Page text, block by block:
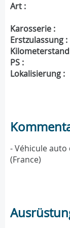
Art :
Karosserie :
Erstzulassung :
PS :
Lokalisierung :
- Véhicule auto
(France)